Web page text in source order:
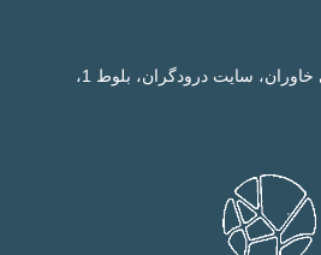
تهران، شهرک صنعتی خاوران، سایت درودگران، بلوط 1،